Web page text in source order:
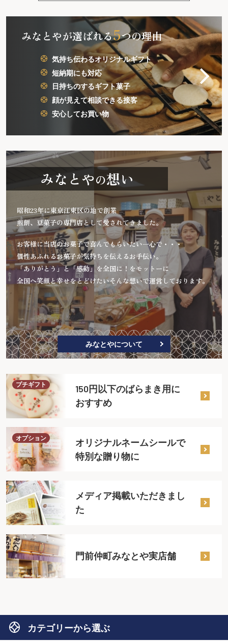
みなとやが選ばれる5つの理由
気持ち伝わるオリジナルギフト
短納期にも対応
日持ちのするギフト菓子
顔が見えて相談できる接客
安心してお買い物
みなとやの想い
昭和23年に東京江東区の地で創業
煎餅、豆菓子の専門店として愛されてきました。
お客様に当店のお菓子で喜んでもらいたい一心で・・・
個性あふれるお菓子が気持ちを伝えるお手伝い。
「ありがとう」と「感動」を全国に！をモットーに
全国へ笑顔と幸せをとどけたいそんな想いで運営しております。
みなとやについて
プチギフト
150円以下のばらまき用に
おすすめ
オプション
オリジナルネームシールで
特別な贈り物に
メディア掲載いただきまし
た
門前仲町みなとや実店舗
カテゴリーから選ぶ